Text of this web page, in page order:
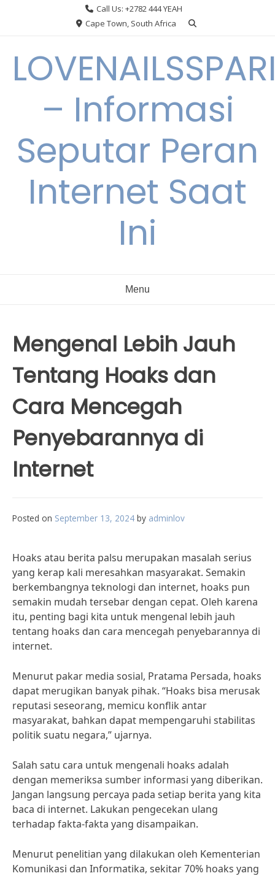
Call Us: +2782 444 YEAH
Cape Town, South Africa
– Informasi
Seputar Peran
Internet Saat
Ini
Menu
Mengenal Lebih Jauh
Tentang Hoaks dan
Cara Mencegah
Penyebarannya di
Internet
Posted on September 13, 2024 by adminlov
Hoaks atau berita palsu merupakan masalah serius
yang kerap kali meresahkan masyarakat. Semakin
berkembangnya teknologi dan internet, hoaks pun
semakin mudah tersebar dengan cepat. Oleh karena
itu, penting bagi kita untuk mengenal lebih jauh
tentang hoaks dan cara mencegah penyebarannya di
internet.
Menurut pakar media sosial, Pratama Persada, hoaks
dapat merugikan banyak pihak. “Hoaks bisa merusak
reputasi seseorang, memicu konflik antar
masyarakat, bahkan dapat mempengaruhi stabilitas
politik suatu negara,” ujarnya.
Salah satu cara untuk mengenali hoaks adalah
dengan memeriksa sumber informasi yang diberikan.
Jangan langsung percaya pada setiap berita yang kita
baca di internet. Lakukan pengecekan ulang
terhadap fakta-fakta yang disampaikan.
Menurut penelitian yang dilakukan oleh Kementerian
Komunikasi dan Informatika, sekitar 70% hoaks yang